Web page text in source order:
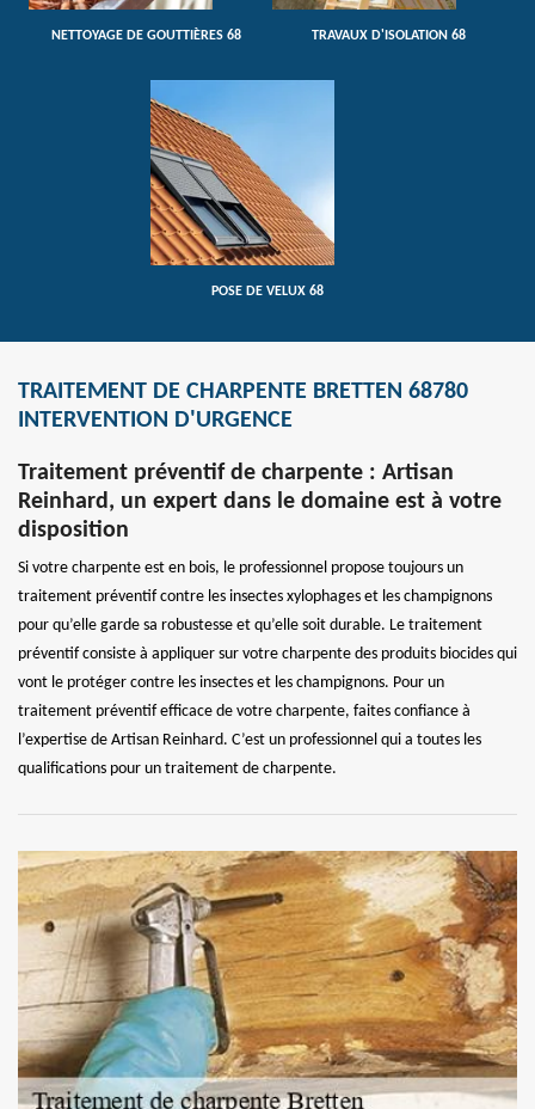
NETTOYAGE DE GOUTTIÈRES 68 TRAVAUX D'ISOLATION 68
POSE DE VELUX 68
TRAITEMENT DE CHARPENTE BRETTEN 68780
INTERVENTION D'URGENCE
Traitement préventif de charpente : Artisan
Reinhard, un expert dans le domaine est à votre
disposition
Si votre charpente est en bois, le professionnel propose toujours un
traitement préventif contre les insectes xylophages et les champignons
pour qu’elle garde sa robustesse et qu’elle soit durable. Le traitement
préventif consiste à appliquer sur votre charpente des produits biocides qui
vont le protéger contre les insectes et les champignons. Pour un
traitement préventif efficace de votre charpente, faites confiance à
l’expertise de Artisan Reinhard. C’est un professionnel qui a toutes les
qualifications pour un traitement de charpente.